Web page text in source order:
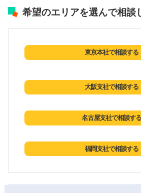
希望のエリアを選んで相談
東京本社で相談する
大阪支社で相談する
名古屋支社で相談する
福岡支社で相談する